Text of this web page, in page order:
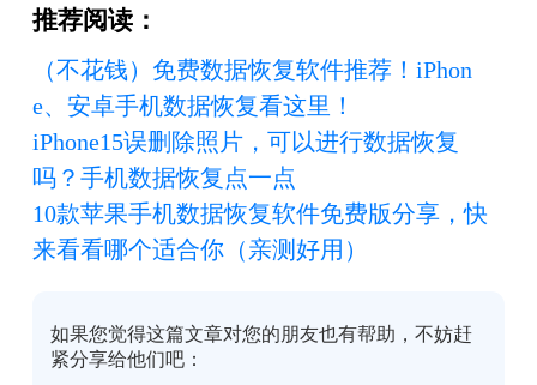
推荐阅读：
（不花钱）免费数据恢复软件推荐！iPhon
e、安卓手机数据恢复看这里！
iPhone15误删除照片，可以进行数据恢复
吗？手机数据恢复点一点
10款苹果手机数据恢复软件免费版分享，快
来看看哪个适合你（亲测好用）
如果您觉得这篇文章对您的朋友也有帮助，不妨赶
紧分享给他们吧：